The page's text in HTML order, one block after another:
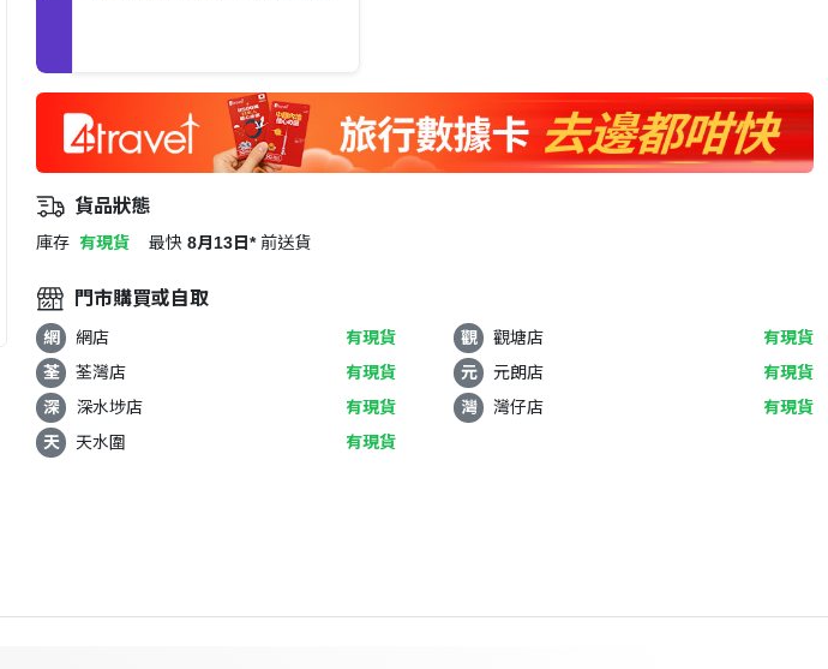
貨品狀態
庫存 有現貨 最快 8月13日* 前送貨
門市購買或自取
網 網店 有現貨 觀 觀塘店
有現貨
荃
荃灣店 有現貨 元 元朗店
有現貨
深
深水埗店 有現貨 灣 灣仔店
有現貨
天
天水圍 有現貨